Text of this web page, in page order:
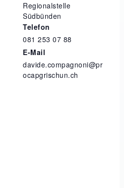
Regionalstelle
Südbünden
Telefon
081 253 07 88
E-Mail
davide.compagnoni@pr
ocapgrischun.ch